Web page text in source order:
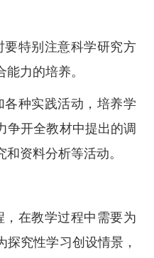
特别注意科学研究方
力的培养。
种实践活动，培养学
争开全教材中提出的调
资料分析等活动。
在教学过程中需要为
究性学习创设情景，